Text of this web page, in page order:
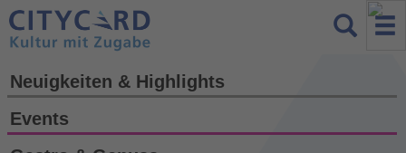
Neuigkeiten & Highlights
Events